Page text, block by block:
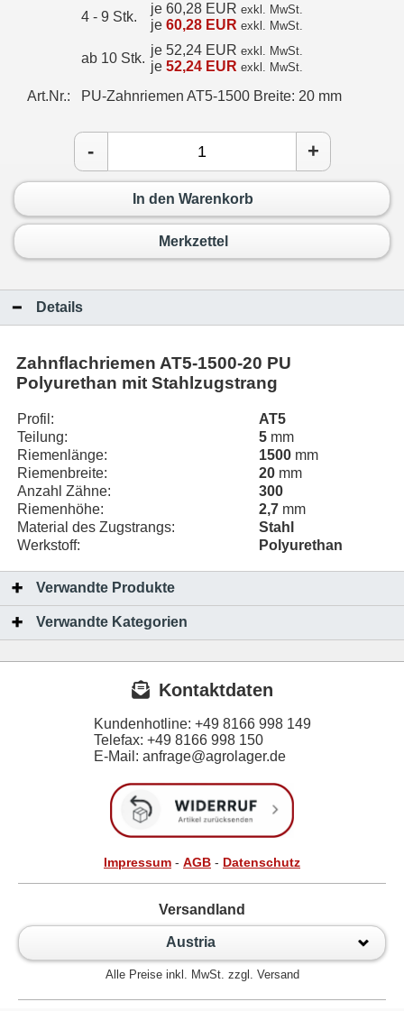
4 - 9 Stk.
je 60,28 EUR exkl. MwSt.
je 60,28 EUR exkl. MwSt.
ab 10 Stk.
je 52,24 EUR exkl. MwSt.
je 52,24 EUR exkl. MwSt.
Art.Nr.: PU-Zahnriemen AT5-1500 Breite: 20 mm
- +
In den Warenkorb
Merkzettel
Details
Zahnflachriemen AT5-1500-20 PU
Polyurethan mit Stahlzugstrang
Profil:
AT5
Teilung:
5 mm
Riemenlänge:
1500 mm
Riemenbreite:
20 mm
Anzahl Zähne:
300
Riemenhöhe:
2,7 mm
Material des Zugstrangs:
Stahl
Werkstoff:
Polyurethan
Verwandte Produkte
Verwandte Kategorien
Kontaktdaten
Kundenhotline: +49 8166 998 149
Telefax: +49 8166 998 150
E-Mail: anfrage@agrolager.de
Impressum - AGB - Datenschutz
Versandland
Austria
Alle Preise inkl. MwSt. zzgl. Versand